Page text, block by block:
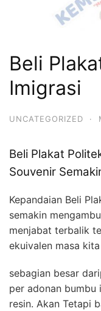
Beli
Imigrasi
UNCATEGORIZED ·
Beli Plakat
Souvenir
Kepandaian Beli
semakin
menjabat terbalik
ekuivalen masa
sebagian besar
per adonan bumbu
resin. Akan Tetapi